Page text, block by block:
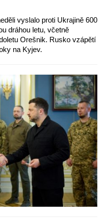
vyslalo proti Ukrajině 600
dráhou letu, včetně
Orešnik. Rusko vzápětí
na Kyjev.